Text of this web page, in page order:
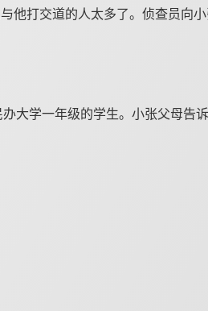
他打交道的人太多了。侦查员向
大学一年级的学生。小张父母告